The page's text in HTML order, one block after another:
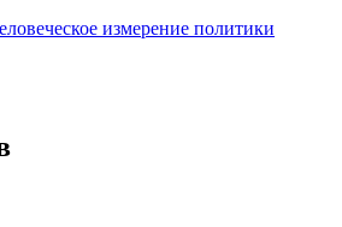
измерение политики